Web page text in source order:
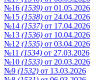
№16 (1539) от 01.05.2026
№15 (1538) от 24.04.2026
№14 (1537) от 17.04.2026
№13 (1536) от 10.04.2026
№12 (1535) от 03.04.2026
№11 (1534) от 27.03.2026
№10 (1533) от 20.03.2026
№9 (1532) от 13.03.2026